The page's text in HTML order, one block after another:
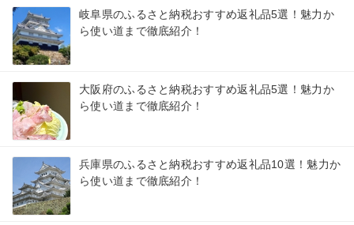
岐阜県のふるさと納税おすすめ返礼品5選！魅力か
ら使い道まで徹底紹介！
大阪府のふるさと納税おすすめ返礼品5選！魅力か
ら使い道まで徹底紹介！
兵庫県のふるさと納税おすすめ返礼品10選！魅力か
ら使い道まで徹底紹介！